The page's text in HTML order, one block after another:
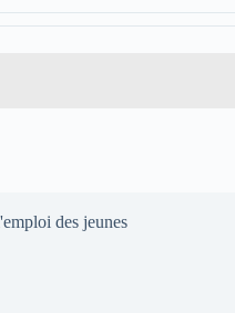
des jeunes